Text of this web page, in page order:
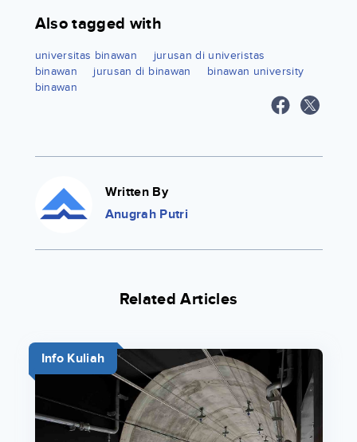
Also tagged with
universitas binawan
jurusan di univeristas
binawan
jurusan di binawan
binawan university
binawan
Written By
Anugrah Putri
Related Articles
Info Kuliah